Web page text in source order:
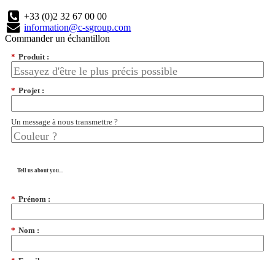
+33 (0)2 32 67 00 00
information@c-sgroup.com
Commander un échantillon
* Produit :
* Projet :
Un message à nous transmettre ?
Tell us about you...
* Prénom :
* Nom :